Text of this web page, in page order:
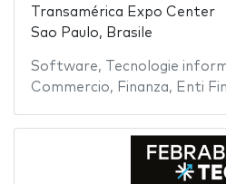
Transamérica Expo Center
Sao Paulo, Brasile
Software, Tecnologie
Commercio, Finanza, Enti